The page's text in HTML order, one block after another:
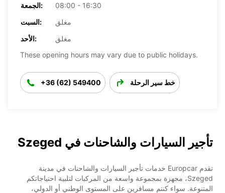
الجمعة:
08:00 - 16:30
السبت:
مغلق
الأحد:
مغلق
These opening hours may vary due to public holidays.
+36 (62) 549400 خط سير الرحلة
تأجير السيارات والشاحنات في Szeged
تقدم Europcar خدمات تأجير السيارات والشاحنات في مدينة
Szeged، مجهزة بمجموعة واسعة من المركبات لتلبية احتياجاتكم
المتنوعة. سواء كنتم مسافرين على المستوى الوطني أو الدولي،